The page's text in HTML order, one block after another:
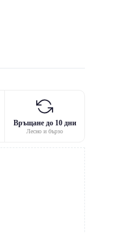
Връщане до 10 дни
Лесно и бързо